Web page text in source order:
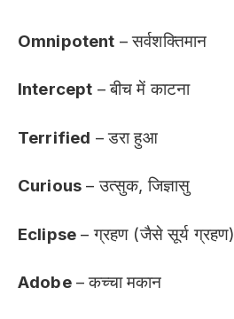
Omnipotent – सर्वशक्तिमान
Intercept – बीच में काटना
Terrified – डरा हुआ
Curious – उत्सुक, जिज्ञासु
Eclipse – ग्रहण (जैसे सूर्य ग्रहण)
Adobe– कच्चा मकान